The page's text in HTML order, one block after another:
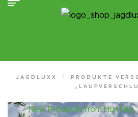
JAGDLUXX /
PRODUKTE
New Products from Hunting,